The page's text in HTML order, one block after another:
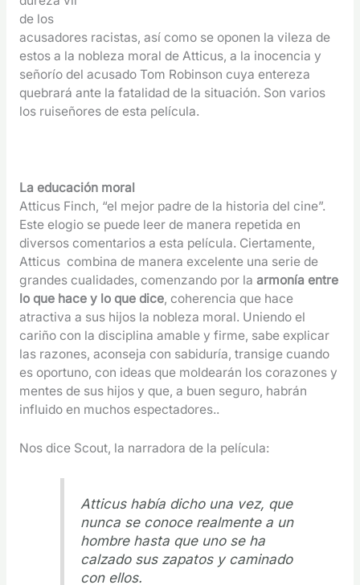
de los
acusadores racistas, así como se oponen la vileza de
estos a la nobleza moral de Atticus, a la inocencia y
señorío del acusado Tom Robinson cuya entereza
quebrará ante la fatalidad de la situación. Son varios
los ruiseñores de esta película.
La educación moral
Atticus Finch, “el mejor padre de la historia del cine”.
Este elogio se puede leer de manera repetida en
diversos comentarios a esta película. Ciertamente,
Atticus combina de manera excelente una serie de
grandes cualidades, comenzando por la armonía entre
lo que hace y lo que dice, coherencia que hace
atractiva a sus hijos la nobleza moral. Uniendo el
cariño con la disciplina amable y firme, sabe explicar
las razones, aconseja con sabiduría, transige cuando
es oportuno, con ideas que moldearán los corazones y
mentes de sus hijos y que, a buen seguro, habrán
influido en muchos espectadores..
Nos dice Scout, la narradora de la película:
Atticus había dicho una vez, que
nunca se conoce realmente a un
hombre hasta que uno se ha
calzado sus zapatos y caminado
con ellos.